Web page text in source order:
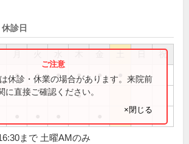
診日
祝
● ● ● ● ●
●
休診・休業の場合があります。来院前
に直接ご確認ください。
×閉じる
まで 土曜AMのみ